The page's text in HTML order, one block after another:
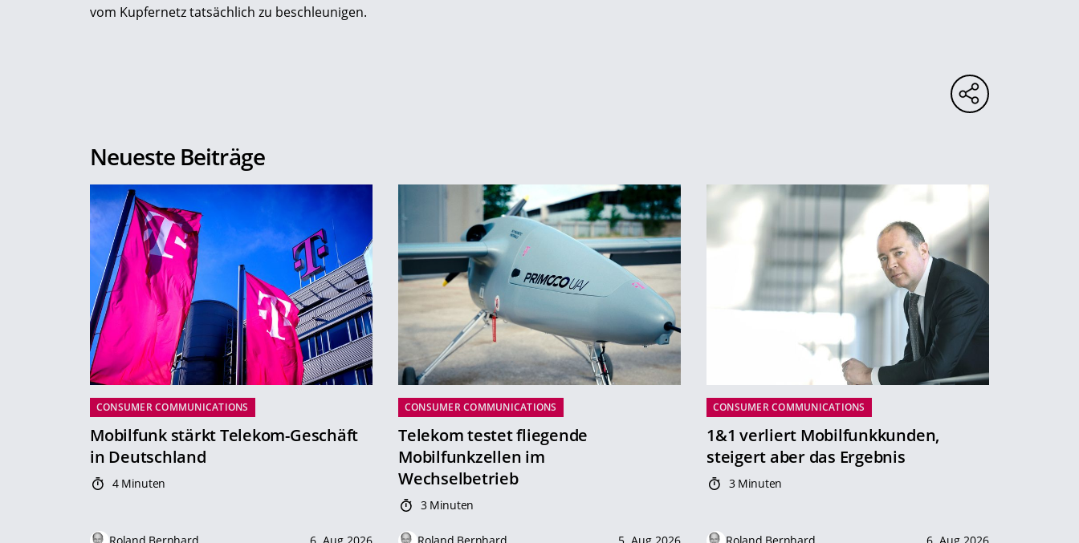
vom Kupfernetz tatsächlich zu beschleunigen.
Neueste Beiträge
CONSUMER COMMUNICATIONS
Mobilfunk stärkt Telekom-Geschäft
in Deutschland
4 Minuten
CONSUMER COMMUNICATIONS
Telekom testet fliegende
Mobilfunkzellen im
Wechselbetrieb
3 Minuten
CONSUMER COMMUNICATIONS
1&1 verliert Mobilfunkkunden,
steigert aber das Ergebnis
3 Minuten